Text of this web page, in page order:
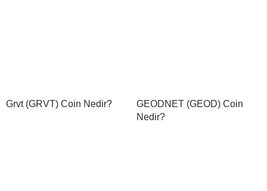
Grvt (GRVT) Coin Nedir?
GEODNET (GEOD) Coin
Nedir?